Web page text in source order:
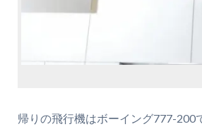
帰りの飛行機はボーイング777-200